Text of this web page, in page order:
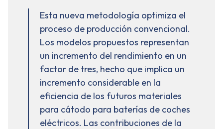
Esta nueva metodología optimiza el
proceso de producción convencional.
Los modelos propuestos representan
un incremento del rendimiento en un
factor de tres, hecho que implica un
incremento considerable en la
eficiencia de los futuros materiales
para cátodo para baterías de coches
eléctricos. Las contribuciones de la